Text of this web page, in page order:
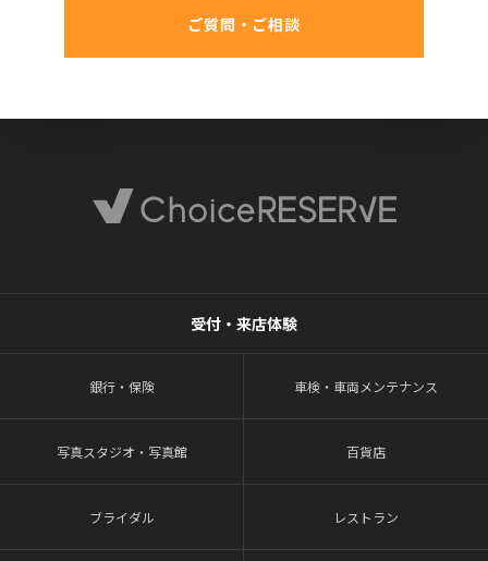
ご質問・ご相談
受付・来店体験
銀行・保険 車検・車両メンテナンス
写真スタジオ・写真館 百貨店
ブライダル レストラン